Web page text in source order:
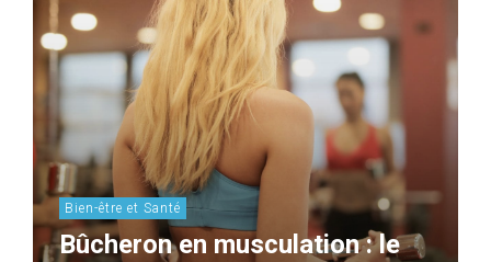
Bien-être et Santé
Bûcheron en musculation : le